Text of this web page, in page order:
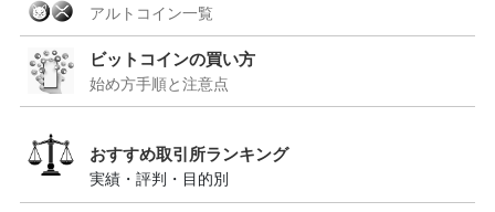
アルトコイン一覧
ビットコインの買い方
始め方手順と注意点
おすすめ取引所ランキング
実績・評判・目的別